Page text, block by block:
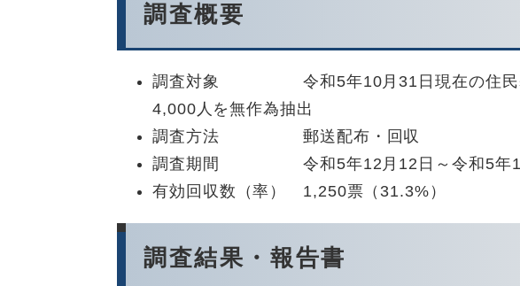
調査概要
調査対象 令和5年10月31日現在の住民基
4,000人を無作為抽出
調査方法 郵送配布・回収
調査期間 令和5年12月12日～令和5年12
有効回収数（率） 1,250票（31.3%）
調査結果・報告書